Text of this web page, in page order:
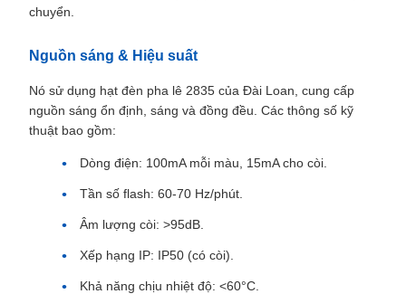
chuyển.
Nguồn sáng & Hiệu suất
Nó sử dụng hạt đèn pha lê 2835 của Đài Loan, cung cấp
nguồn sáng ổn định, sáng và đồng đều. Các thông số kỹ
thuật bao gồm:
Dòng điện: 100mA mỗi màu, 15mA cho còi.
Tần số flash: 60-70 Hz/phút.
Âm lượng còi: >95dB.
Xếp hạng IP: IP50 (có còi).
Khả năng chịu nhiệt độ: <60°C.